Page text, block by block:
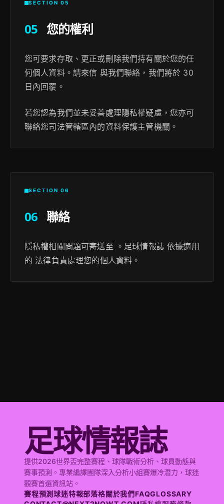
SECTION 05
05 您的權利
您可要求存取、更正或刪除我們持有關於您的任
何個人資料。請來信 與我們聯絡，我們將於 30
日內回覆。
若您認為我們並未妥善處理隱私權疑慮，您亦可
聯絡您司法管轄區內的資料保護主管機關。
SECTION 06
06 聯絡
隱私權相關問題可寄送至 。足球情報誌 依據適用
的 法律負責處理您的個人資料。
足球情報誌
提供2026世界盃完整賽程、球隊戰術分析、球員動態與
賽事預測。專業編譯團隊深入分析小組賽爆冷潛力，球迷
觀賽首選資訊站。
賽程預測球迷特報部落格關於我們FAQGLOSSARY